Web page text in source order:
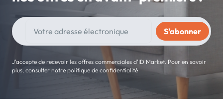
J'accepte de recevoir les offres commerciales d'ID Market. Pour en savoir
plus, consulter notre politique de confidentialité